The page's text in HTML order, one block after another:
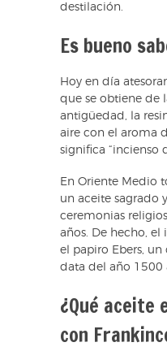
destilación.
Es bueno
Hoy en día
que se obtiene de
antigüedad, la
aire con el aroma
significa “incienso
En Oriente Medio
un aceite sagrado
ceremonias
años. De hecho, el
el papiro Ebers,
data del año 1500
¿Qué aceite
con